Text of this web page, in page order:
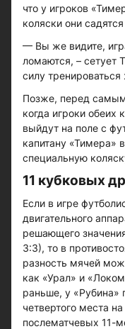
что у игроков
коляски они
— Вы же видите,
ломаются, – сетует
силу
Позже, перед
когда игроки обеих
выйдут на поле с
капитану «Тимера»
специальную
11 кубковых
Если в игре
двигательного
решающего
3:3), то в
разность мячей
как «Урал» и
раньше, у «Рубина»
четвертого места
послематчевых 11-